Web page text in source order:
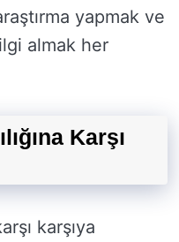
yapmak ve
almak her
Karşı
karşıya